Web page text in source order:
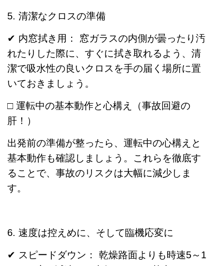
5. 清潔なクロスの準備
✔ 内窓拭き用： 窓ガラスの内側が曇ったり汚
れたりした際に、すぐに拭き取れるよう、清
潔で吸水性の良いクロスを手の届く場所に置
いておきましょう。
□ 運転中の基本動作と心構え（事故回避の
肝！）
出発前の準備が整ったら、運転中の心構えと
基本動作も確認しましょう。これらを徹底す
ることで、事故のリスクは大幅に減少しま
す。
6. 速度は控えめに、そして臨機応変に
✔ スピードダウン： 乾燥路面よりも時速5～1